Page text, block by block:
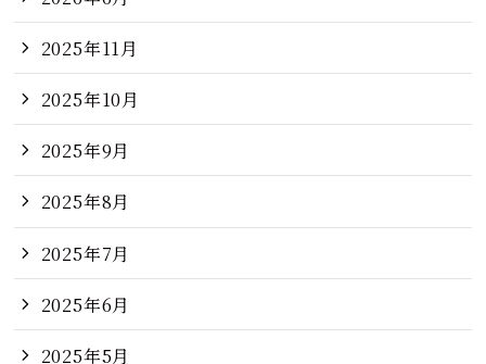
2025年11月
2025年10月
2025年9月
2025年8月
2025年7月
2025年6月
2025年5月